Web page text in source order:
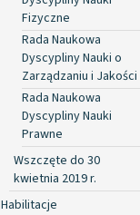
Fizyczne
Rada Naukowa
Dyscypliny Nauki o
Zarządzaniu i Jakości
Rada Naukowa
Dyscypliny Nauki
Prawne
Wszczęte do 30
kwietnia 2019 r.
Habilitacje